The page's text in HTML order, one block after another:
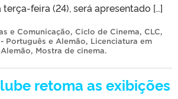
feira (24), será apresentado […]
e Comunicação, Ciclo de Cinema, CLC,
Português e Alemão, Licenciatura em
, Mostra de cinema.
retoma as exibições